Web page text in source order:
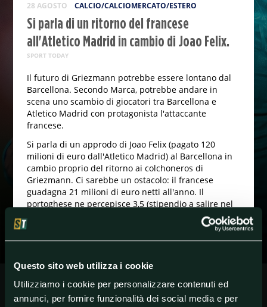
Questo sito web utilizza i cookie
Utilizziamo i cookie per personalizzare contenuti ed
annunci, per fornire funzionalità dei social media e per
28 AGOSTO CALCIO/CALCIOMERCATO/ESTERO
Si parla di un ritorno del francese
all'Atletico Madrid in cambio di Joao Felix.
SPORT TODAY
Il futuro di Griezmann potrebbe essere lontano dal
Barcellona. Secondo Marca, potrebbe andare in
scena uno scambio di giocatori tra Barcellona e
Atletico Madrid con protagonista l'attaccante
francese.
Si parla di un approdo di Joao Felix (pagato 120
milioni di euro dall'Atletico Madrid) al Barcellona in
cambio proprio del ritorno ai colchoneros di
Griezmann. Ci sarebbe un ostacolo: il francese
guadagna 21 milioni di euro netti all'anno. Il
portoghese ne percepisce 3,5 (stipendio a salire nel
corso degli anni).
#A.Griezmann #AntoineGriezmann
#Calciomercato
#PrimeraDivisión